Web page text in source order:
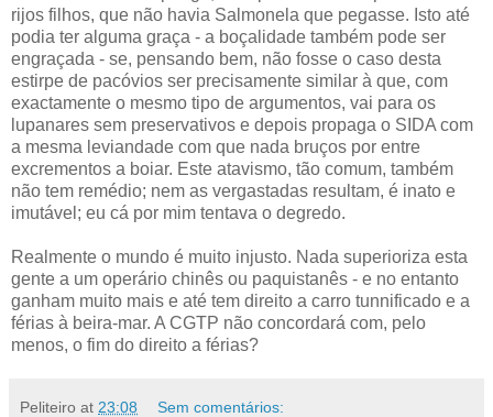
rijos filhos, que não havia Salmonela que pegasse. Isto até
podia ter alguma graça - a boçalidade também pode ser
engraçada - se, pensando bem, não fosse o caso desta
estirpe de pacóvios ser precisamente similar à que, com
exactamente o mesmo tipo de argumentos, vai para os
lupanares sem preservativos e depois propaga o S IDA com
a mesma leviandade com que nada bruços por entre
excrementos a boiar. Este atavismo, tão comum, também
não tem remédio; nem as vergastadas resultam, é inato e
imutável; eu cá por mim tentava o degredo.
Realmente o mundo é muito injusto. Nada superioriza esta
gente a um operário chinês ou paquistanês - e no entanto
ganham muito mais e até tem direito a carro tunnificado e a
férias à beira-mar. A CGTP não concordará com, pelo
menos, o fim do direito a férias?
Peliteiro at 23:08 Sem comentários: